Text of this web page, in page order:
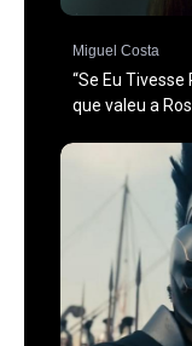
Miguel Costa
“Se Eu Tivesse
que valeu a